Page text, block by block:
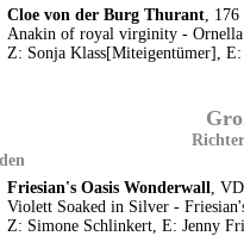
Cloe von der Burg Thurant, 176
Anakin of royal virginity - Ornella
Z: Sonja Klass[Miteigentümer], E:
Friesian's Oasis Wonderwall,
Violett Soaked in Silver -
Z: Simone Schlinkert, E: Jenny